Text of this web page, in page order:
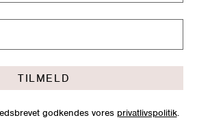
TILMELD
godkendes vores privatlivspolitik.